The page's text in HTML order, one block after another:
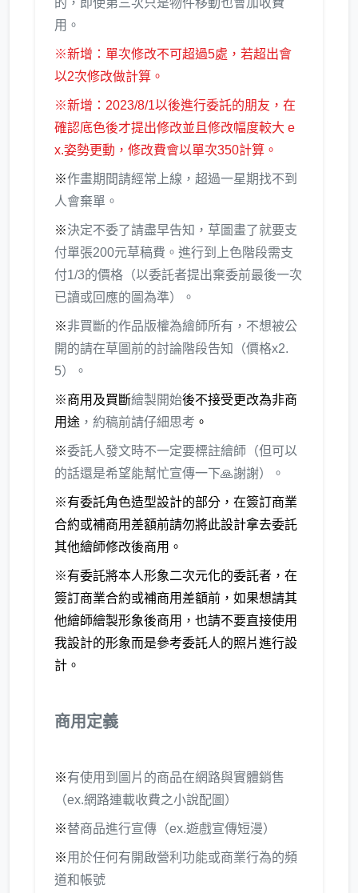
的，即使第三次只是物件移動也會加收費
用。
※新增：單次修改不可超過5處，若超出會
以2次修改做計算。
※新增：2023/8/1以後進行委託的朋友，在
確認底色後才提出修改並且修改幅度較大 e
x.姿勢更動，修改費會以單次350計算。
※作畫期間請經常上線，超過一星期找不到
人會棄單。
※決定不委了請盡早告知，草圖畫了就要支
付單張200元草稿費。進行到上色階段需支
付1/3的價格（以委託者提出棄委前最後一次
已讀或回應的圖為準）。
※非買斷的作品版權為繪師所有，不想被公
開的請在草圖前的討論階段告知（價格x2.
5）。
※商用及買斷繪製開始後不接受更改為非商
用途 ，約稿前請仔細思考 。
※委託人發文時不一定要標註繪師（但可以
的話還是希望能幫忙宣傳一下🙏謝謝）。
※有委託角色造型設計的部分，在簽訂商業
合約或補商用差額前請勿將此設計拿去委託
其他繪師修改後商用。
​※有委託將本人形象二次元化的委託者，在
簽訂商業合約或補商用差額前，如果想請其
他繪師繪製形象後商用，也請不要直接使用
我設計的形象而是參考委託人的照片進行設
計。
商用定義
※有使用到圖片的商品在網路與實體銷售
（ex.網路連載收費之小說配圖）
※替商品進行宣傳（ex.遊戲宣傳短漫）
※用於任何有開啟營利功能或商業行為的頻
道和帳號